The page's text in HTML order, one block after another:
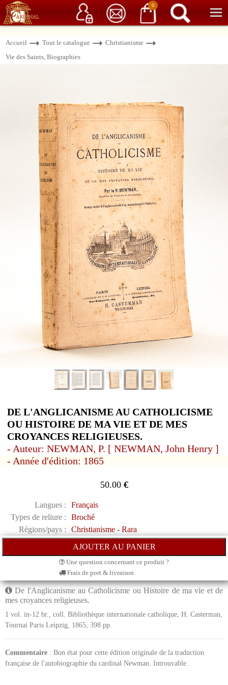
0
Service client 06 15 37 15 37 Librairie de livres anciens & rares
Accueil Tout le catalogue
Christianisme
Vie des Saints, Biographies
DE L'ANGLICANISME AU CATHOLICISME
OU HISTOIRE DE MA VIE ET DE MES
CROYANCES RELIGIEUSES.
- Auteur: NEWMAN, P. [ NEWMAN, John Henry ]
- Année d'édition: 1865
50.00€
Langues :
Français
Types de reliure :
Broché
Régions/pays :
Christianisme - Rara
Une question concernant ce produit ?
Frais de port & livraison
De l'Anglicanisme au Catholicisme ou Histoire de ma vie et de
mes croyances religieuses.
1 vol. in-12 br., coll. Bibliothèque internationale catholique, H. Casterman,
Tournai Paris Leipzig, 1865, 398 pp.
Commentaire : Bon état pour cette édition originale de la traduction
française de l'autobiographie du cardinal Newman. Introuvable.